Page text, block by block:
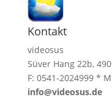
Kontakt
videosus
Süver Hang 22b,
F: 0541-2024999 *
info@videosus.de